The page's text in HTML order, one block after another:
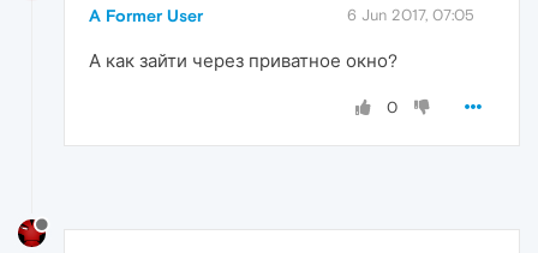
A Former User 6 Jun 2017, 07:05
А как зайти через приватное окно?
0